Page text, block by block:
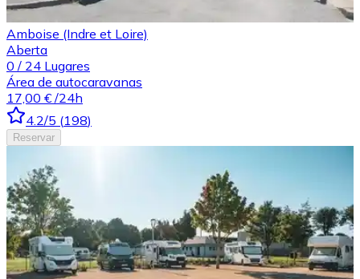
Amboise (Indre et Loire)
Aberta
0 / 24 Lugares
Área de autocaravanas
17,00 € /24h
4.2/5 (198)
Reservar